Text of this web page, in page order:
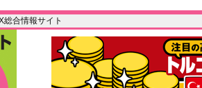
総合情報サイト